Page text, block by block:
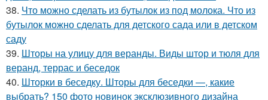
38. Что можно сделать из бутылок из под молока. Что из
бутылок можно сделать для детского сада или в детском
саду
39. Шторы на улицу для веранды. Виды штор и тюля для
веранд, террас и беседок
40. Шторки в беседку. Шторы для беседки —, какие
выбрать? 150 фото новинок эксклюзивного дизайна